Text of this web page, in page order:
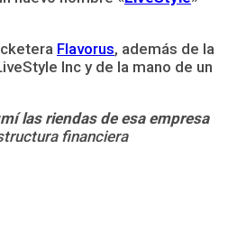
Flavorus, además de la
Inc y de la mano de un
las riendas de esa empresa
financiera